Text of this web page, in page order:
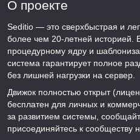
О проекте
Seditio — это сверхбыстрая и
более чем 20-летней историей.
процедурному ядру и
система гарантирует полное
без лишней нагрузки на сервер.
Движок полностью открыт
бесплатен для личных и
за развитием системы,
присоединяйтесь к сообществу